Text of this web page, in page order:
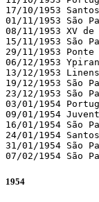
17/10/1953
01/11/1953 São
08/11/1953 XV
15/11/1953 São
29/11/1953
06/12/1953
13/12/1953
19/12/1953 São
23/12/1953 São
03/01/1954
09/01/1954
16/01/1954 São
24/01/1954
31/01/1954 São
07/02/1954 São
1954